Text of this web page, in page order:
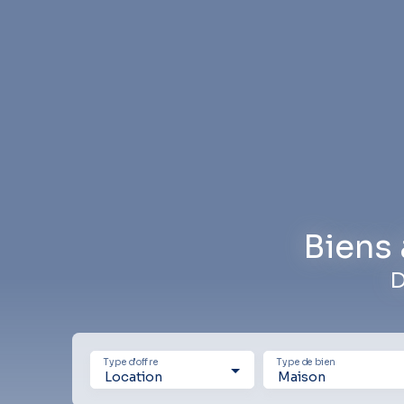
Biens
Location
Type d'offre
Maison
Type de bien